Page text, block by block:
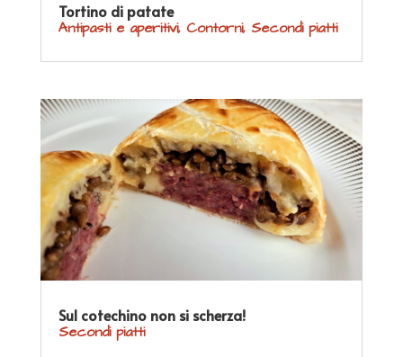
Tortino di patate
Antipasti e aperitivi, Contorni, Secondi piatti
Sul cotechino non si scherza!
Secondi piatti